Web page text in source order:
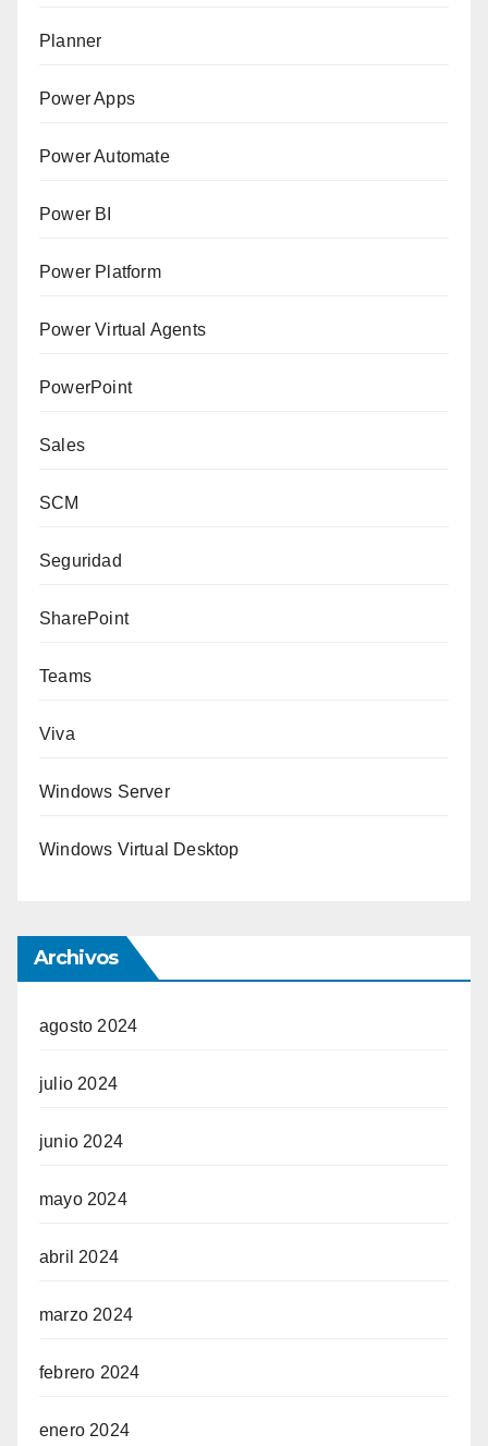
Planner
Power Apps
Power Automate
Power BI
Power Platform
Power Virtual Agents
PowerPoint
Sales
SCM
Seguridad
SharePoint
Teams
Viva
Windows Server
Windows Virtual Desktop
Archivos
agosto 2024
julio 2024
junio 2024
mayo 2024
abril 2024
marzo 2024
febrero 2024
enero 2024